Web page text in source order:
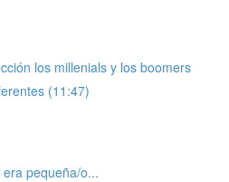
los millenials y los boomers
(11:47)
pequeña/o...